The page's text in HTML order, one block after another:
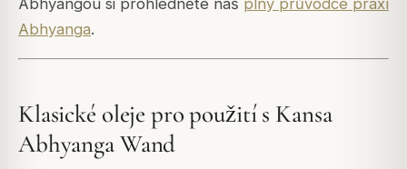
Abhyanga.
Klasické oleje pro použití s Kansa
Abhyanga Wand